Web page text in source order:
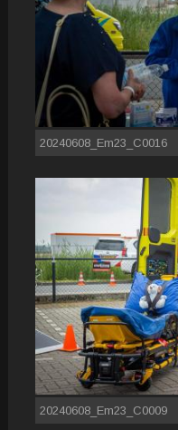
20240608_Em23_C0016
20240608_Em23_C0009